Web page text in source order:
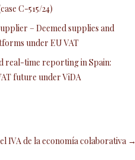
C-515/24)
– Deemed supplies and
under EU VAT
real-time reporting in Spain:
future under ViDA
IVA de la economía colaborativa →